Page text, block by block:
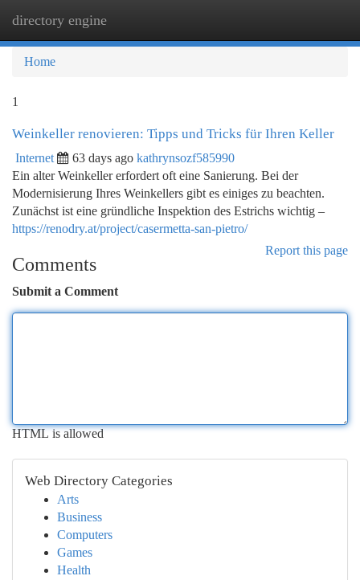
directory engine
Home
1
Weinkeller renovieren: Tipps und Tricks für Ihren Keller
Internet 63 days ago kathrynsozf585990
Ein alter Weinkeller erfordert oft eine Sanierung. Bei der
Modernisierung Ihres Weinkellers gibt es einiges zu beachten.
Zunächst ist eine gründliche Inspektion des Estrichs wichtig –
https://renodry.at/project/casermetta-san-pietro/
Report this page
Comments
Submit a Comment
HTML is allowed
Web Directory Categories
Arts
Business
Computers
Games
Health